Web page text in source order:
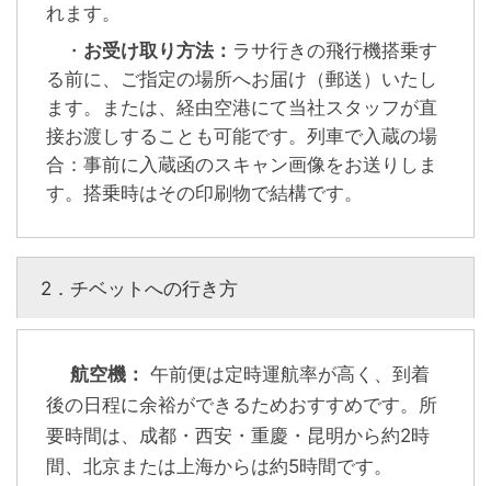
れます。
・ お受け取り方法： ラサ行きの飛行機搭乗す
る前に、ご指定の場所へお届け（郵送）いたし
ます。または、経由空港にて当社スタッフが直
接お渡しすることも可能です。列車で入蔵の場
合：事前に入蔵函のスキャン画像をお送りしま
す。搭乗時はその印刷物で結構です。
2．チベットへの行き方
航空機： 午前便は定時運航率が高く、到着
後の日程に余裕ができるためおすすめです。所
要時間は、成都・西安・重慶・昆明から約2時
間、北京または上海からは約5時間です。